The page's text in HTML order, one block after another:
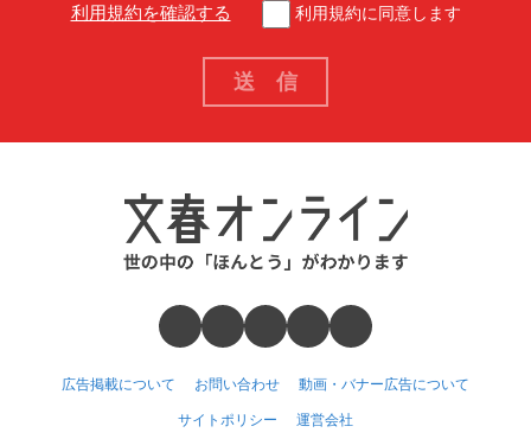
利用規約を確認する 利用規約に同意します
広告掲載について お問い合わせ 動画・バナー広告について
サイトポリシー 運営会社